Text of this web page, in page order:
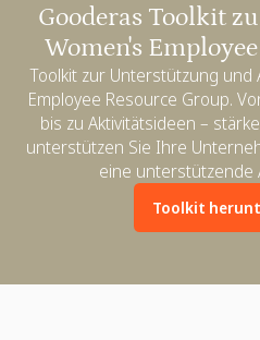
Gooderas Toolkit
Women's
Toolkit zur Unterstützung
Employee Resource Group.
bis zu Aktivitätsideen –
unterstützen Sie Ihre
eine unterstützende
Toolkit